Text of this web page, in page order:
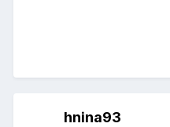
hnina93